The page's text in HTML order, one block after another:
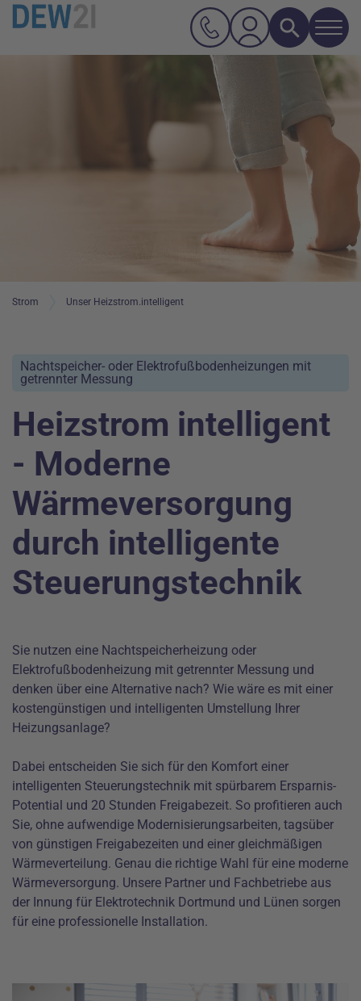
Suche
Strom Unser Heizstrom.intelligent
Nachtspeicher- oder Elektrofußbodenheizungen mit
getrennter Messung
Heizstrom intelligent
- Moderne
Wärmeversorgung
durch intelligente
Steuerungstechnik
Sie nutzen eine Nachtspeicherheizung oder
Elektrofußbodenheizung mit getrennter Messung und
denken über eine Alternative nach? Wie wäre es mit einer
kostengünstigen und intelligenten Umstellung Ihrer
Heizungsanlage?
Dabei entscheiden Sie sich für den Komfort einer
intelligenten Steuerungstechnik mit spürbarem Ersparnis-
Potential und 20 Stunden Freigabezeit. So profitieren auch
Sie, ohne aufwendige Modernisierungsarbeiten, tagsüber
von günstigen Freigabezeiten und einer gleichmäßigen
Wärmeverteilung. Genau die richtige Wahl für eine moderne
Wärmeversorgung. Unsere Partner und Fachbetriebe aus
der Innung für Elektrotechnik Dortmund und Lünen sorgen
für eine professionelle Installation.